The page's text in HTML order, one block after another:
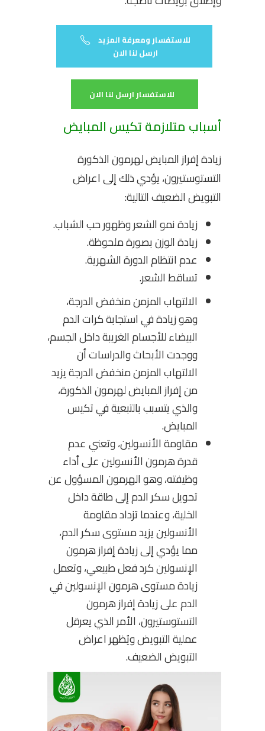
للاستفسار ومعرفة المزيد
ارسل لنا الان
للاستفسار ارسل لنا الان
أسباب متلازمة تكيس المبايض
زيادة إفراز المبايض لهرمون الذكورة
التستوستيرون، يؤدي ذلك إلى اعراض
التبويض الضعيف التالية:
زيادة نمو الشعر وظهور حب الشباب.
زيادة الوزن بصورة ملحوظة.
عدم انتظام الدورة الشهرية.
تساقط الشعر.
الالتهاب المزمن منخفض الدرجة،
وهو زيادة في استجابة كرات الدم
البيضاء للأجسام الغريبة داخل الجسم،
ووجدت الأبحاث والدراسات أن
الالتهاب المزمن منخفض الدرجة يزيد
من إفراز المبايض لهرمون الذكورة،
والذي يتسبب بالتبعية في تكيس
المبايض.
مقاومة الأنسولين، وتعني عدم
قدرة هرمون الأنسولين على أداء
وظيفته، وهو الهرمون المسؤول عن
تحويل سكر الدم إلى طاقة داخل
الخلية، وعندما تزداد مقاومة
الأنسولين يزيد مستوى سكر الدم،
مما يؤدي إلى زيادة إفراز هرمون
الإنسولين كرد فعل طبيعي، وتعمل
زيادة مستوى هرمون الإنسولين في
الدم على زيادة إفراز هرمون
التستوستيرون، الأمر الذي يعرقل
عملية التبويض ويُظهر اعراض
التبويض الضعيف.